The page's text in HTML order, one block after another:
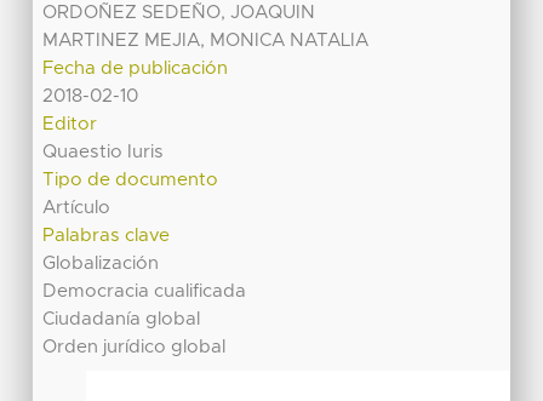
ORDOÑEZ SEDEÑO, JOAQUIN
MARTINEZ MEJIA, MONICA NATALIA
Fecha de publicación
2018-02-10
Editor
Quaestio Iuris
Tipo de documento
Artículo
Palabras clave
Globalización
Democracia cualificada
Ciudadanía global
Orden jurídico global